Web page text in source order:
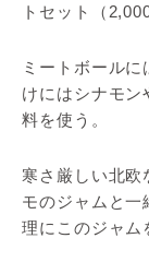
トセット（
ミートボール
けにはシナモ
料を使う。
寒さ厳しい北欧
モのジャムと
理にこのジャム